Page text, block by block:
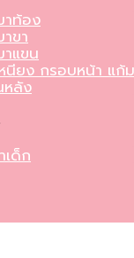
าท้อง
ขา
แขน
นียง กรอบหน้า แก้
หลัง
เด็ก